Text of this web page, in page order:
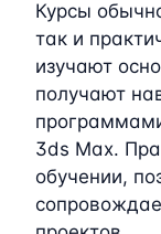
Курсы
так и
изучают
получают
3ds Max.
обучении,